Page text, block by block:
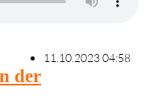
11.10.2023 04:58
der